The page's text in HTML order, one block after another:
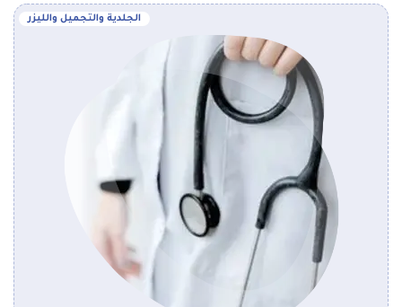
الجلدية والتجميل والليزر